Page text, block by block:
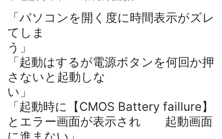
「パソコンを開く度に時間表示がズレ
てしま
う
「起動はするが電源ボタンを何回か押
さないと起動しな
い
「起動時に【CMOS Battery faillure】
とエラー画面が表示され 起動画面